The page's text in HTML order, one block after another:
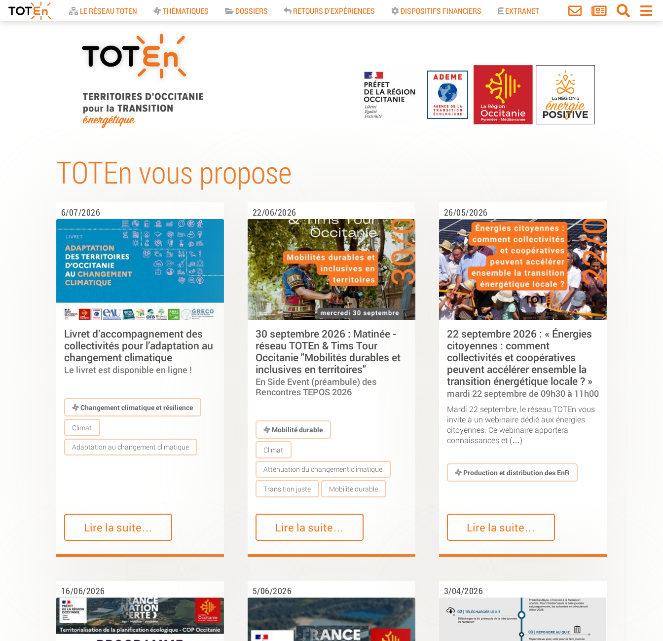
Accueil
LE RÉSEAU TOTEN THÉMATIQUES DOSSIERS RETOURS D'EXPÉRIENCES DISPOSITIFS FINANCIERS EXTRANET
Territoires d’Occitanie
pour la Transition
Energétique
TOTEn vous propose
6/07/2026
Livret d’accompagnement des
collectivités pour l’adaptation au
changement climatique
Le livret est disponible en ligne !
Changement climatique et résilience
Climat
Adaptation au changement climatique
Lire la suite…
22/06/2026
30 septembre 2026 : Matinée -
réseau TOTEn & Tims Tour
Occitanie "Mobilités durables et
inclusives en territoires"
En Side Event (préambule) des
Rencontres TEPOS 2026
Mobilité durable
Climat
Atténuation du changement climatique
Transition juste Mobilité durable
Lire la suite…
26/05/2026
22 septembre 2026 : « Énergies
citoyennes : comment
collectivités et coopératives
peuvent accélérer ensemble la
transition énergétique locale ? »
mardi 22 septembre de 09h30 à 11h00
Mardi 22 septembre, le réseau TOTEn vous
invite à un webinaire dédié aux énergies
citoyennes. Ce webinaire apportera
connaissances et (…)
Production et distribution des EnR
Lire la suite…
16/06/2026 5/06/2026 3/04/2026